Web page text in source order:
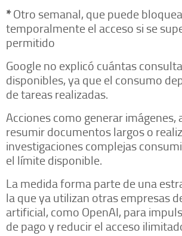
*Otro semanal, que puede
temporalmente el acceso si se
permitido
Google no explicó cuántas
disponibles, ya que el consumo
de tareas realizadas.
Acciones como generar imágenes,
resumir documentos largos o
investigaciones complejas
el límite disponible.
La medida forma parte de una
la que ya utilizan otras empresas
artificial, como OpenAI, para
de pago y reducir el acceso